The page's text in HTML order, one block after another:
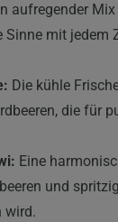
aufregender
Sinne mit jedem
Die kühle
die für
Eine
und
wird.